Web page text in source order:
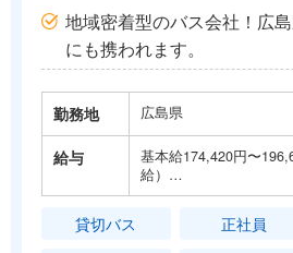
地域密着型のバス会社！広
にも携われます。
勤務地 広島県
給与
基本給174,420円〜
給）…
貸切バス 正社員